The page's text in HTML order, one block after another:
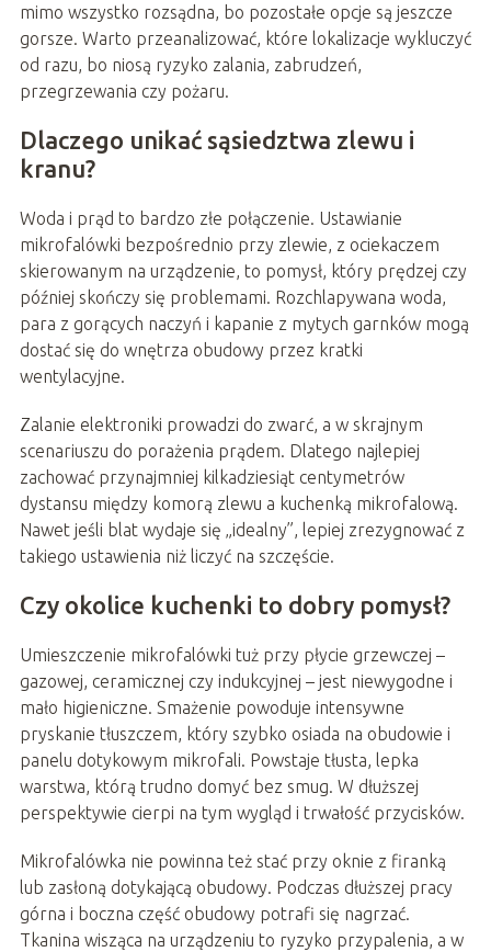
mimo wszystko rozsądna, bo pozostałe opcje są jeszcze
gorsze. Warto przeanalizować, które lokalizacje wykluczyć
od razu, bo niosą ryzyko zalania, zabrudzeń,
przegrzewania czy pożaru.
Dlaczego unikać sąsiedztwa zlewu i
kranu?
Woda i prąd to bardzo złe połączenie. Ustawianie
mikrofalówki bezpośrednio przy zlewie, z ociekaczem
skierowanym na urządzenie, to pomysł, który prędzej czy
później skończy się problemami. Rozchlapywana woda,
para z gorących naczyń i kapanie z mytych garnków mogą
dostać się do wnętrza obudowy przez kratki
wentylacyjne.
Zalanie elektroniki prowadzi do zwarć, a w skrajnym
scenariuszu do porażenia prądem. Dlatego najlepiej
zachować przynajmniej kilkadziesiąt centymetrów
dystansu między komorą zlewu a kuchenką mikrofalową.
Nawet jeśli blat wydaje się „idealny”, lepiej zrezygnować z
takiego ustawienia niż liczyć na szczęście.
Czy okolice kuchenki to dobry pomysł?
Umieszczenie mikrofalówki tuż przy płycie grzewczej –
gazowej, ceramicznej czy indukcyjnej – jest niewygodne i
mało higieniczne. Smażenie powoduje intensywne
pryskanie tłuszczem, który szybko osiada na obudowie i
panelu dotykowym mikrofali. Powstaje tłusta, lepka
warstwa, którą trudno domyć bez smug. W dłuższej
perspektywie cierpi na tym wygląd i trwałość przycisków.
Mikrofalówka nie powinna też stać przy oknie z firanką
lub zasłoną dotykającą obudowy. Podczas dłuższej pracy
górna i boczna część obudowy potrafi się nagrzać.
Tkanina wisząca na urządzeniu to ryzyko przypalenia, a w